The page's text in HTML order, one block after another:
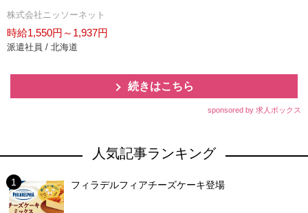
株式会社ニッソーネット
時給1,550円～1,937円
派遣社員 / 北海道
続きはこちら
sponsored by 求人ボックス
人気記事ランキング
フィラデルフィアチーズケーキ登場